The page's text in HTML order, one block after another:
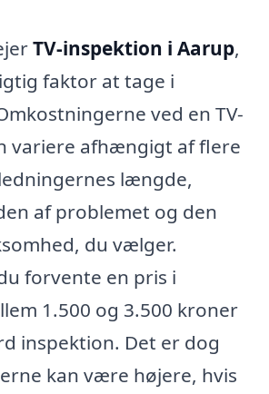
TV-inspektion i Aarup,
faktor at tage i
ved en TV-
variere afhængigt af flere
længde,
af problemet og den
du vælger.
forvente en pris i
1.500 og 3.500 kroner
inspektion. Det er dog
kan være højere, hvis